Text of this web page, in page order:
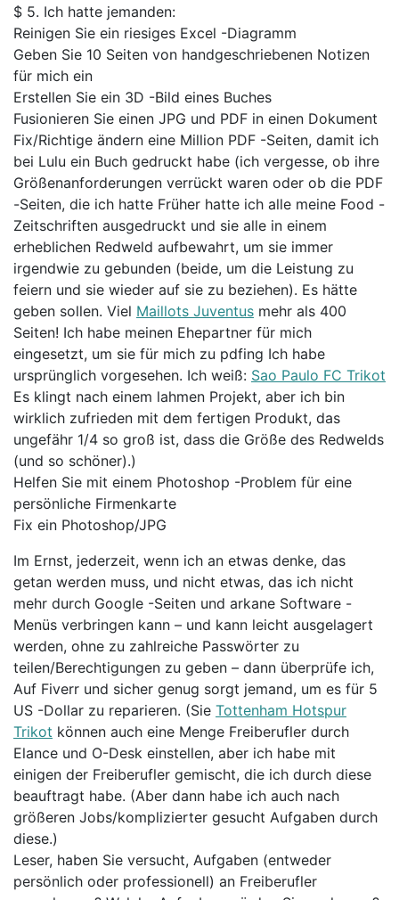
$ 5. Ich hatte jemanden:
Reinigen Sie ein riesiges Excel -Diagramm
Geben Sie 10 Seiten von handgeschriebenen Notizen
für mich ein
Erstellen Sie ein 3D -Bild eines Buches
Fusionieren Sie einen JPG und PDF in einen Dokument
Fix/Richtige ändern eine Million PDF -Seiten, damit ich
bei Lulu ein Buch gedruckt habe (ich vergesse, ob ihre
Größenanforderungen verrückt waren oder ob die PDF
-Seiten, die ich hatte Früher hatte ich alle meine Food -
Zeitschriften ausgedruckt und sie alle in einem
erheblichen Redweld aufbewahrt, um sie immer
irgendwie zu gebunden (beide, um die Leistung zu
feiern und sie wieder auf sie zu beziehen). Es hätte
geben sollen. Viel Maillots Juventus mehr als 400
Seiten! Ich habe meinen Ehepartner für mich
eingesetzt, um sie für mich zu pdfing Ich habe
ursprünglich vorgesehen. Ich weiß: Sao Paulo FC Trikot
Es klingt nach einem lahmen Projekt, aber ich bin
wirklich zufrieden mit dem fertigen Produkt, das
ungefähr 1/4 so groß ist, dass die Größe des Redwelds
(und so schöner).)
Helfen Sie mit einem Photoshop -Problem für eine
persönliche Firmenkarte
Fix ein Photoshop/JPG
Im Ernst, jederzeit, wenn ich an etwas denke, das
getan werden muss, und nicht etwas, das ich nicht
mehr durch Google -Seiten und arkane Software -
Menüs verbringen kann – und kann leicht ausgelagert
werden, ohne zu zahlreiche Passwörter zu
teilen/Berechtigungen zu geben – dann überprüfe ich,
Auf Fiverr und sicher genug sorgt jemand, um es für 5
US -Dollar zu reparieren. (Sie Tottenham Hotspur
Trikot können auch eine Menge Freiberufler durch
Elance und O-Desk einstellen, aber ich habe mit
einigen der Freiberufler gemischt, die ich durch diese
beauftragt habe. (Aber dann habe ich auch nach
größeren Jobs/komplizierter gesucht Aufgaben durch
diese.)
Leser, haben Sie versucht, Aufgaben (entweder
persönlich oder professionell) an Freiberufler